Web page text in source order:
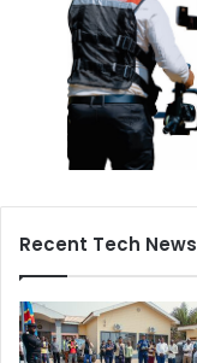
Recent Tech News